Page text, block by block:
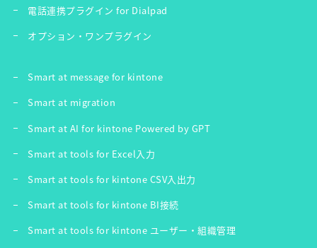
電話連携プラグイン for Dialpad
オプション・ワンプラグイン
Smart at message for kintone
Smart at migration
Smart at AI for kintone Powered by GPT
Smart at tools for Excel入力
Smart at tools for kintone CSV入出力
Smart at tools for kintone BI接続
Smart at tools for kintone ユーザー・組織管理